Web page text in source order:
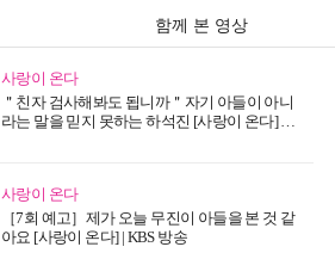
함께 본 영상
사랑이 온다
＂친자 검사해봐도 됩니까＂자기 아들이 아니
라는 말을 믿지 못하는 하석진 [사랑이 온다] |
사랑이 온다
［7회 예고］제가 오늘 무진이 아들을 본 것 같
아요 [사랑이 온다] | KBS 방송